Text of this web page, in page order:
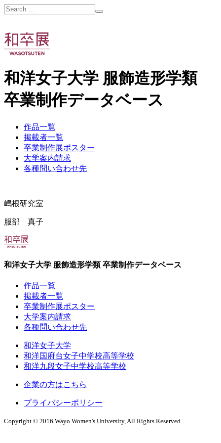
和洋女子大学 服飾造形学類
卒業制作データベース
作品一覧
掲載者一覧
卒業制作展ポスター
大学案内請求
各種問い合わせ先
嶋根研究室
服部 真子
和洋女子大学 服飾造形学類 卒業制作データベース
作品一覧
掲載者一覧
卒業制作展ポスター
大学案内請求
各種問い合わせ先
和洋女子大学
和洋国府台女子中学校高等学校
和洋九段女子中学校高等学校
企業の方はこちら
プライバシーポリシー
Copyright © 2016 Wayo Women's University, All Rights Reserved.